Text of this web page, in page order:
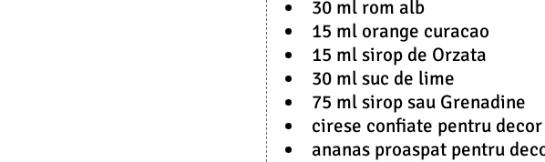
30 ml rom alb
15 ml orange curacao
15 ml sirop de Orzata
30 ml suc de lime
75 ml sirop sau Grenadine
cirese confiate pentru decor
ananas proaspat pentru